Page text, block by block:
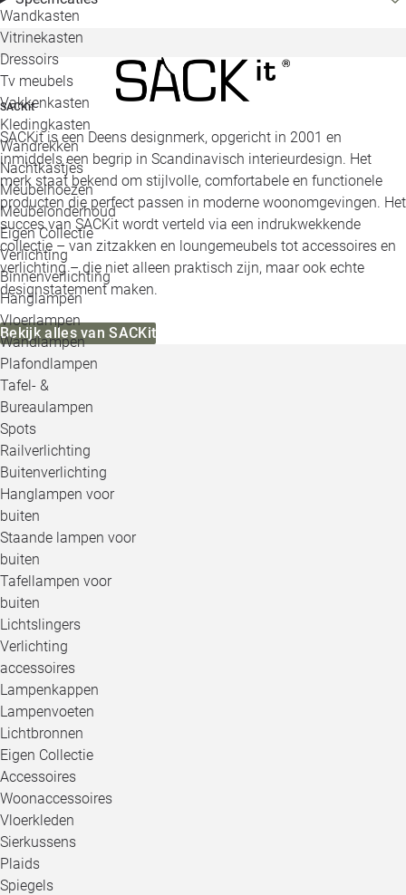
Wandkasten
Vitrinekasten
Dressoirs
Tv meubels
Vakkenkasten
Kledingkasten
Wandrekken
Nachtkastjes
Meubelhoezen
Meubelonderhoud
Eigen Collectie
Verlichting
Binnenverlichting
Hanglampen
Vloerlampen
Wandlampen
Plafondlampen
Tafel- &
Bureaulampen
Spots
Railverlichting
Buitenverlichting
Hanglampen voor
buiten
Staande lampen voor
buiten
Tafellampen voor
buiten
Lichtslingers
Verlichting
accessoires
Lampenkappen
Lampenvoeten
Lichtbronnen
Eigen Collectie
Accessoires
Woonaccessoires
Vloerkleden
Sierkussens
Plaids
Spiegels
SACKit
SACKit is een Deens designmerk, opgericht in 2001 en
inmiddels een begrip in Scandinavisch interieurdesign. Het
merk staat bekend om stijlvolle, comfortabele en functionele
producten die perfect passen in moderne woonomgevingen. Het
succes van SACKit wordt verteld via een indrukwekkende
collectie – van zitzakken en loungemeubels tot accessoires en
verlichting – die niet alleen praktisch zijn, maar ook echte
designstatement maken.
Bekijk alles van SACKit